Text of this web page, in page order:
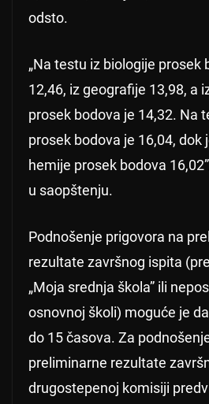
odsto.
„Na testu iz biologije prosek
12,46, iz geografije 13,98, a
prosek bodova je 14,32. Na
prosek bodova je 16,04, dok
hemije prosek bodova
u saopštenju.
Podnošenje prigovora na
rezultate završnog ispita
„Moja srednja škola” ili
osnovnoj školi) moguće je
do 15 časova. Za
preliminarne rezultate
drugostepenoj komisiji